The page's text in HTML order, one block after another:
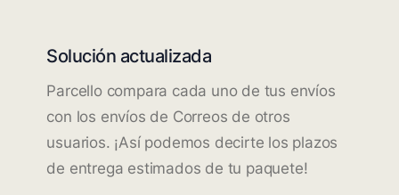
Solución actualizada
Parcello compara cada uno de tus envíos
con los envíos de Correos de otros
usuarios. ¡Así podemos decirte los plazos
de entrega estimados de tu paquete!